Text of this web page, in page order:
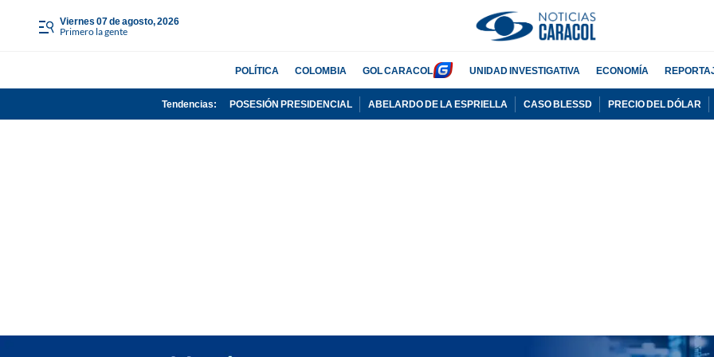
viernes 07 de agosto, 2026
Primero la gente
POLÍTICA COLOMBIA GOL CARACOL UNIDAD INVESTIGATIVA ECONOMÍA
Tendencias: POSESIÓN PRESIDENCIAL ABELARDO DE LA ESPRIELLA CASO BLESSD PRECIO DEL DÓLAR